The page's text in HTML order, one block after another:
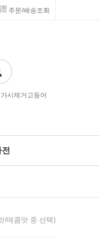
주문/배송조회
가시제거고등어
전
/매콤맛 중 선택)